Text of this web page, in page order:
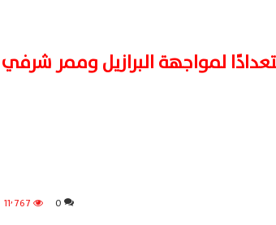
لمواجهة البرازيل وممر
0 11٬767